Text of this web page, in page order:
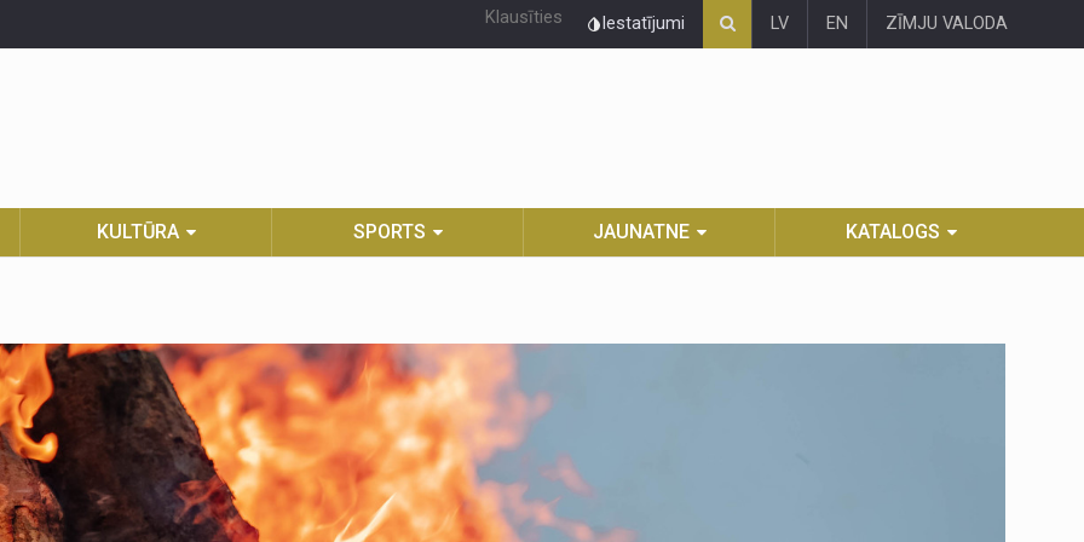
Klausīties Iestatījumi LV EN ZĪMJU VALODA
KULTŪRA SPORTS JAUNATNE KATALOGS